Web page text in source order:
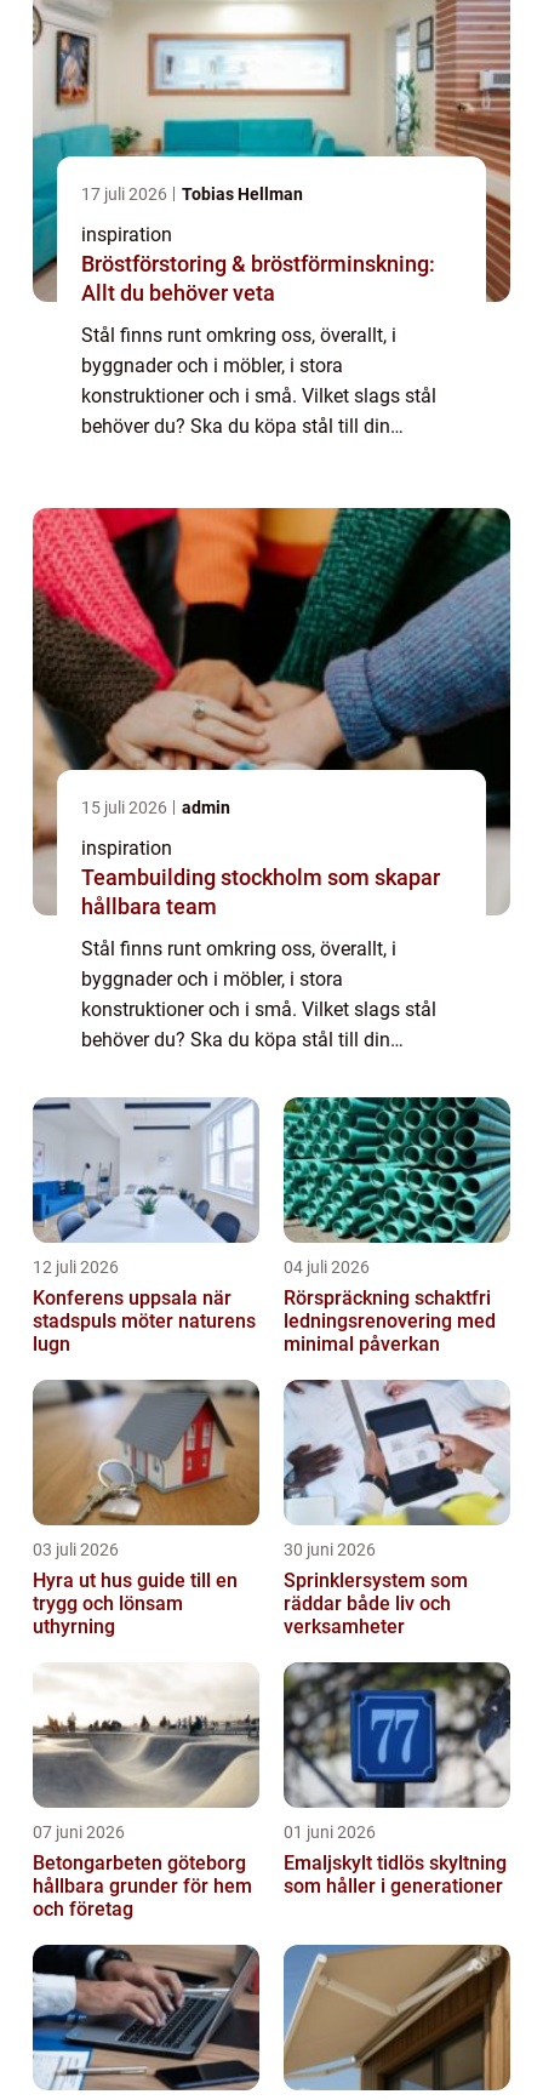
17 juli 2026 Tobias Hellman
inspiration
Bröstförstoring & bröstförminskning:
Allt du behöver veta
Stål finns runt omkring oss, överallt, i
byggnader och i möbler, i stora
konstruktioner och i små. Vilket slags stål
behöver du? Ska du köpa stål till din
15 juli 2026 admin
inspiration
Teambuilding stockholm som skapar
hållbara team
Stål finns runt omkring oss, överallt, i
byggnader och i möbler, i stora
konstruktioner och i små. Vilket slags stål
behöver du? Ska du köpa stål till din
m&oum...
12 juli 2026
Konferens uppsala när
stadspuls möter naturens
lugn
04 juli 2026
Rörspräckning schaktfri
ledningsrenovering med
minimal påverkan
03 juli 2026
Hyra ut hus guide till en
trygg och lönsam
uthyrning
30 juni 2026
Sprinklersystem som
räddar både liv och
verksamheter
07 juni 2026
Betongarbeten göteborg
hållbara grunder för hem
och företag
01 juni 2026
Emaljskylt tidlös skyltning
som håller i generationer